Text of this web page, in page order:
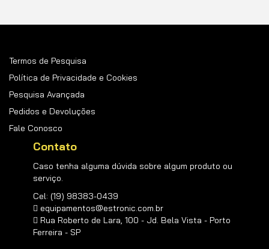
Termos de Pesquisa
Política de Privacidade e Cookies
Pesquisa Avançada
Pedidos e Devoluções
Fale Conosco
Contato
Caso tenha alguma dúvida sobre algum produto ou
serviço.
Cel: (19) 98383-0439
equipamentos@estronic.com.br
Rua Roberto de Lara, 100 - Jd. Bela Vista - Porto
Ferreira - SP